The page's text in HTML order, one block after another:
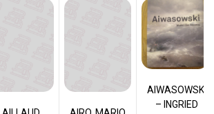
AIWASOWSKI
– INGRIED